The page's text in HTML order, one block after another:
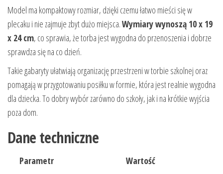
Model ma kompaktowy rozmiar, dzięki czemu łatwo mieści się w
plecaku i nie zajmuje zbyt dużo miejsca.Wymiary wynoszą 10 x 19
x 24 cm, co sprawia, że torba jest wygodna do przenoszenia i dobrze
sprawdza się na co dzień.
Takie gabaryty ułatwiają organizację przestrzeni w torbie szkolnej oraz
pomagają w przygotowaniu posiłku w formie, która jest realnie wygodna
dla dziecka. To dobry wybór zarówno do szkoły, jak i na krótkie wyjścia
poza dom.
Dane techniczne
Parametr Wartość